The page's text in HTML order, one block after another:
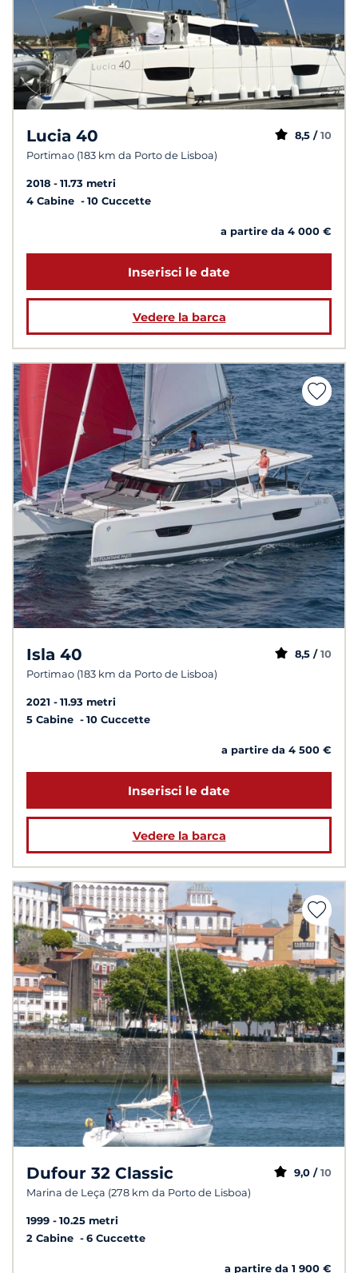
Lucia 40
Portimao (183 km da Porto de Lisboa)
8,5 / 10
2018
11.73 metri
4 Cabine
10 Cuccette
a partire da 4 000 €
Inserisci le date
Vedere la barca
Isla 40
Portimao (183 km da Porto de Lisboa)
8,5 / 10
2021
11.93 metri
5 Cabine
10 Cuccette
a partire da 4 500 €
Inserisci le date
Vedere la barca
Dufour 32 Classic
Marina de Leça (278 km da Porto de Lisboa)
9,0 / 10
1999
10.25 metri
2 Cabine
6 Cuccette
a partire da 1 900 €